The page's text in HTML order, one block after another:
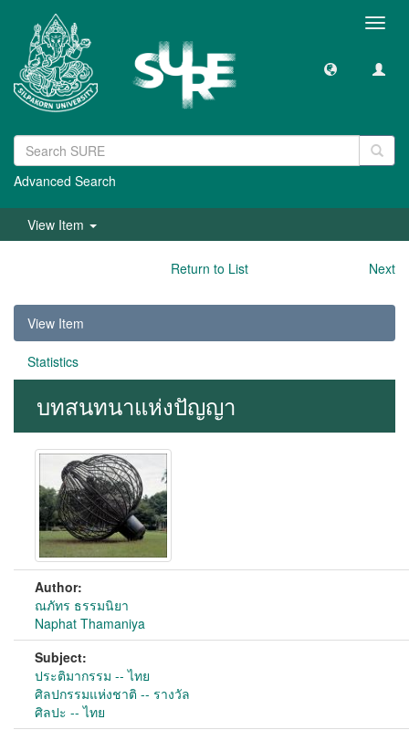
Advanced Search
View Item
Return to List Next
View Item
Statistics
บทสนทนาแห่งปัญญา
Author:
ณภัทร ธรรมนิยา
Naphat Thamaniya
Subject:
ประติมากรรม -- ไทย
ศิลปกรรมแห่งชาติ -- รางวัล
ศิลปะ -- ไทย